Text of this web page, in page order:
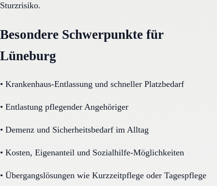
Sturzrisiko.
Besondere Schwerpunkte für
Lüneburg
• Krankenhaus-Entlassung und schneller Platzbedarf
• Entlastung pflegender Angehöriger
• Demenz und Sicherheitsbedarf im Alltag
• Kosten, Eigenanteil und Sozialhilfe-Möglichkeiten
• Übergangslösungen wie Kurzzeitpflege oder Tagespflege